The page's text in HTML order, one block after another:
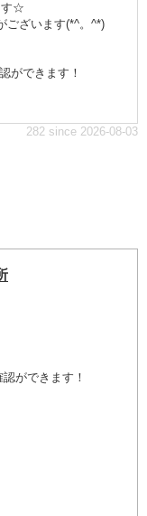
す☆
ございます(*^。^*)
ができます！
282 since 2026-08-03
ができます！